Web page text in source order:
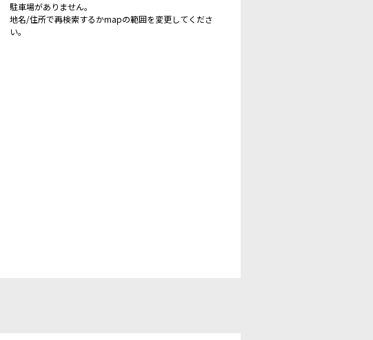
駐車場がありません。
地名/住所で再検索するかmapの範囲を変更してくださ
い。